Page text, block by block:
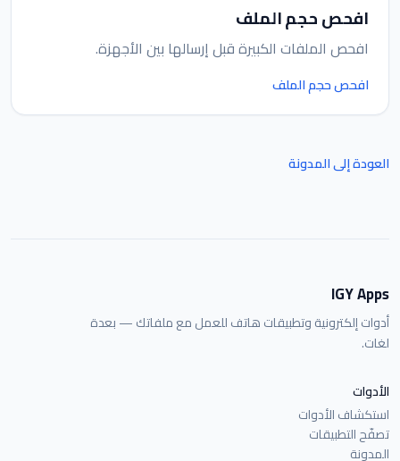
افحص حجم الملف
افحص الملفات الكبيرة قبل إرسالها بين الأجهزة.
افحص حجم الملف
العودة إلى المدونة
IGY Apps
أدوات إلكترونية وتطبيقات هاتف للعمل مع ملفاتك — بعدة
لغات.
الأدوات
استكشاف الأدوات
تصفّح التطبيقات
المدونة